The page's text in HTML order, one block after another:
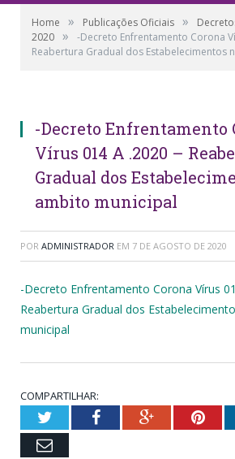
Home » Publicações Oficiais »
2020 »
-Decreto Enfrentamento Corona
Reabertura Gradual dos Estabelecimentos
-Decreto Enfrentamento
Vírus 014 A .2020 –
Gradual dos
ambito municipal
POR ADMINISTRADOR EM 7 DE AGOSTO DE 2020
-Decreto Enfrentamento Corona Vírus
Reabertura Gradual dos
municipal
COMPARTILHAR:
TwitterFacebookGoogle+
Email